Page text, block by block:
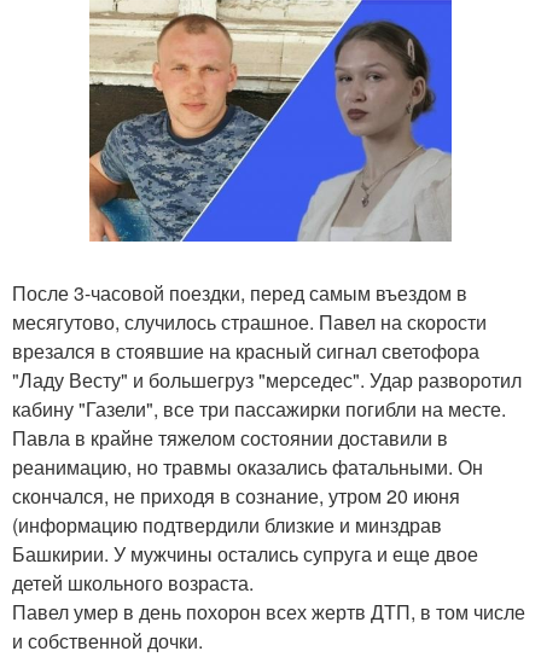
После 3-часовой поездки, перед самым въездом в
месягутово, случилось страшное. Павел на скорости
врезался в стоявшие на красный сигнал светофора
"Ладу Весту" и большегруз "мерседес". Удар разворотил
кабину "Газели", все три пассажирки погибли на месте.
Павла в крайне тяжелом состоянии доставили в
реанимацию, но травмы оказались фатальными. Он
скончался, не приходя в сознание, утром 20 июня
(информацию подтвердили близкие и минздрав
Башкирии. У мужчины остались супруга и еще двое
детей школьного возраста.
Павел умер в день похорон всех жертв ДТП, в том числе
и собственной дочки.